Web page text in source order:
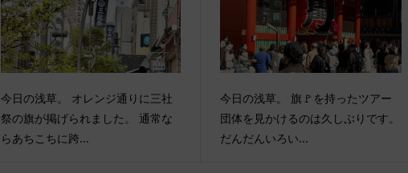
今日の浅草。 オレンジ通りに三社
祭の旗が掲げられました。 通常な
らあちこちに跨...
今日の浅草。 旗🚩を持ったツアー
団体を見かけるのは久しぶりです。
だんだんいろい...